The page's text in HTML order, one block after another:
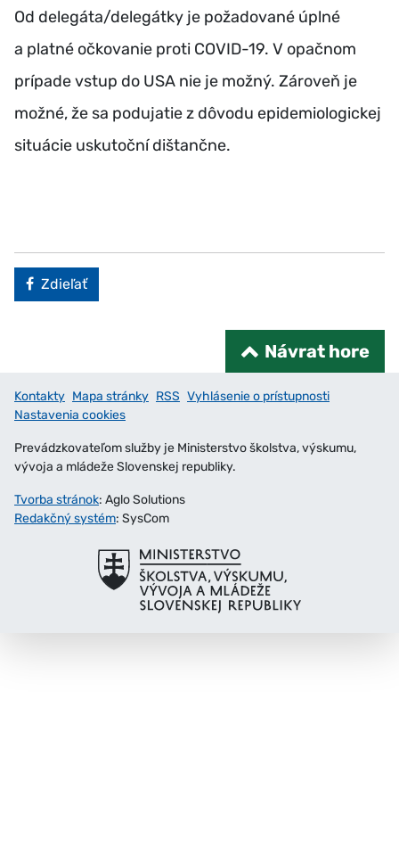
Od delegáta/delegátky je požadované úplné
a platné očkovanie proti COVID-19. V opačnom
prípade vstup do USA nie je možný. Zároveň je
možné, že sa podujatie z dôvodu epidemiologickej
situácie uskutoční dištančne.
Facebook
Zdieľať
Návrat hore
Kontakty Mapa stránky RSS Vyhlásenie o prístupnosti
Nastavenia cookies
Prevádzkovateľom služby je Ministerstvo školstva, výskumu,
vývoja a mládeže Slovenskej republiky.
Tvorba stránok: Aglo Solutions
Redakčný systém: SysCom